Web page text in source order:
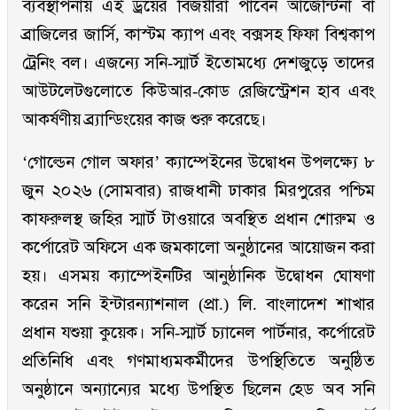
ব্যবস্থাপনায় এই ড্রয়ের বিজয়ীরা পাবেন আর্জেন্টিনা বা
ব্রাজিলের জার্সি, কাস্টম ক্যাপ এবং বক্সসহ ফিফা বিশ্বকাপ
ট্রেনিং বল। এজন্যে সনি-স্মার্ট ইতোমধ্যে দেশজুড়ে তাদের
আউটলেটগুলোতে কিউআর-কোড রেজিস্ট্রেশন হাব এবং
আকর্ষণীয় ব্র্যান্ডিংয়ের কাজ শুরু করেছে।
‘গোল্ডেন গোল অফার’ ক্যাম্পেইনের উদ্বোধন উপলক্ষ্যে ৮
জুন ২০২৬ (সোমবার) রাজধানী ঢাকার মিরপুরের পশ্চিম
কাফরুলস্থ জহির স্মার্ট টাওয়ারে অবস্থিত প্রধান শোরুম ও
কর্পোরেট অফিসে এক জমকালো অনুষ্ঠানের আয়োজন করা
হয়। এসময় ক্যাম্পেইনটির আনুষ্ঠানিক উদ্বোধন ঘোষণা
করেন সনি ইন্টারন্যাশনাল (প্রা.) লি. বাংলাদেশ শাখার
প্রধান যশুয়া কুয়েক। সনি-স্মার্ট চ্যানেল পার্টনার, কর্পোরেট
প্রতিনিধি এবং গণমাধ্যমকর্মীদের উপস্থিতিতে অনুষ্ঠিত
অনুষ্ঠানে অন্যান্যের মধ্যে উপস্থিত ছিলেন হেড অব সনি